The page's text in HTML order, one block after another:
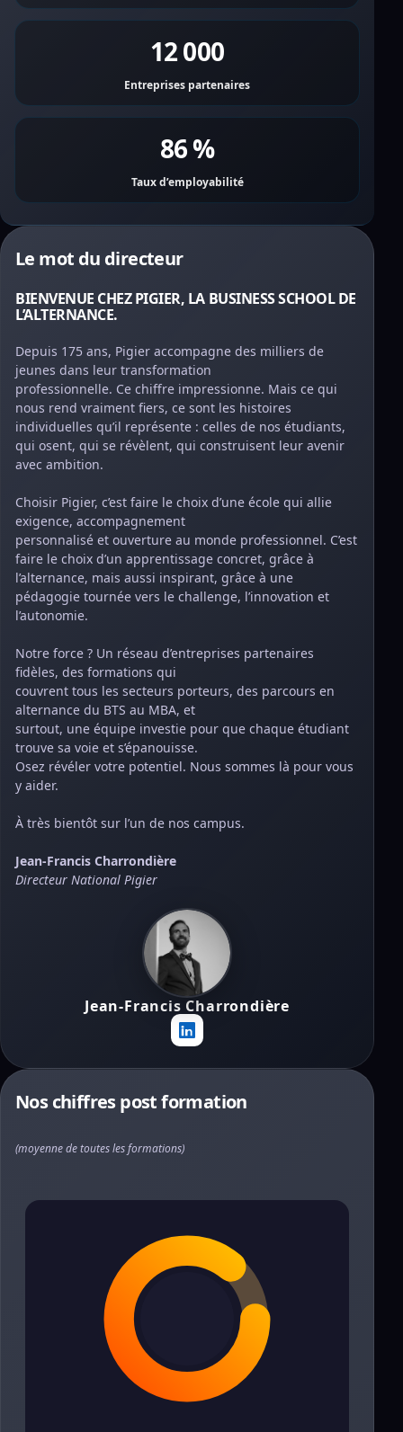
12 000
Entreprises partenaires
86 %
Taux d’employabilité
Le mot du directeur
BIENVENUE CHEZ PIGIER, LA BUSINESS SCHOOL DE
L’ALTERNANCE.
Depuis 175 ans, Pigier accompagne des milliers de
jeunes dans leur transformation
professionnelle. Ce chiffre impressionne. Mais ce qui
nous rend vraiment fiers, ce sont les histoires
individuelles qu’il représente : celles de nos étudiants,
qui osent, qui se révèlent, qui construisent leur avenir
avec ambition.
Choisir Pigier, c’est faire le choix d’une école qui allie
exigence, accompagnement
personnalisé et ouverture au monde professionnel. C’est
faire le choix d’un apprentissage concret, grâce à
l’alternance, mais aussi inspirant, grâce à une
pédagogie tournée vers le challenge, l’innovation et
l’autonomie.
Notre force ? Un réseau d’entreprises partenaires
fidèles, des formations qui
couvrent tous les secteurs porteurs, des parcours en
alternance du BTS au MBA, et
surtout, une équipe investie pour que chaque étudiant
trouve sa voie et s’épanouisse.
Osez révéler votre potentiel. Nous sommes là pour vous
y aider.
À très bientôt sur l’un de nos campus.
Jean-Francis Charrondière
Directeur National Pigier
Jean-Francis Charrondière
Nos chiffres post formation
(moyenne de toutes les formations)